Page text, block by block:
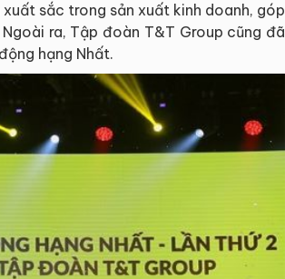
sắc trong sản xuất kinh doanh, góp
ra, Tập đoàn T&T Group cũng đã
hạng Nhất.